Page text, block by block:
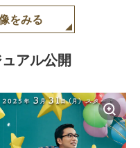
をみる
アル公開